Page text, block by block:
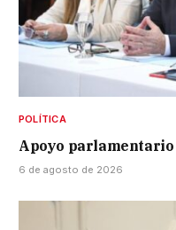
POLÍTICA
Apoyo
6 de agosto de 2026